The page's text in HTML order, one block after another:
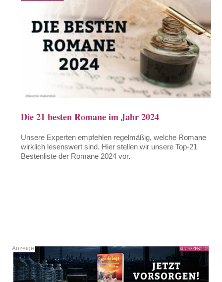
Die 21 besten Romane im Jahr 2024
Unsere Experten empfehlen regelmäßig, welche Romane
wirklich lesenswert sind. Hier stellen wir unsere Top-21
Bestenliste der Romane 2024 vor.